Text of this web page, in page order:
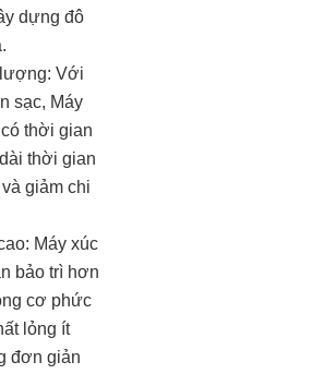
dựng đô
Với
sạc, Máy
thời gian
thời gian
giảm chi
Máy xúc
bảo trì hơn
cơ phức
lỏng ít
đơn giản